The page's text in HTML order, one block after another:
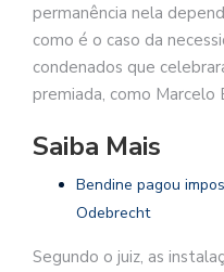
permanência nela
como é o caso da
condenados que
premiada, como Marcelo
Saiba Mais
Bendine pagou
Odebrecht
Segundo o juiz, as